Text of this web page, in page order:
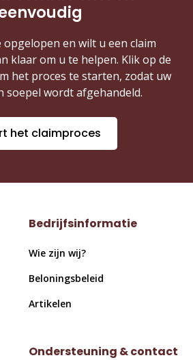
opgelopen en wilt u een claim
klaar om u te helpen. Klik op de
het proces te starten, zodat uw
soepel wordt afgehandeld.
het claimproces
Bedrijfsinformatie
Wie zijn wij?
Beloningsbeleid
Artikelen
Ondersteuning & contact